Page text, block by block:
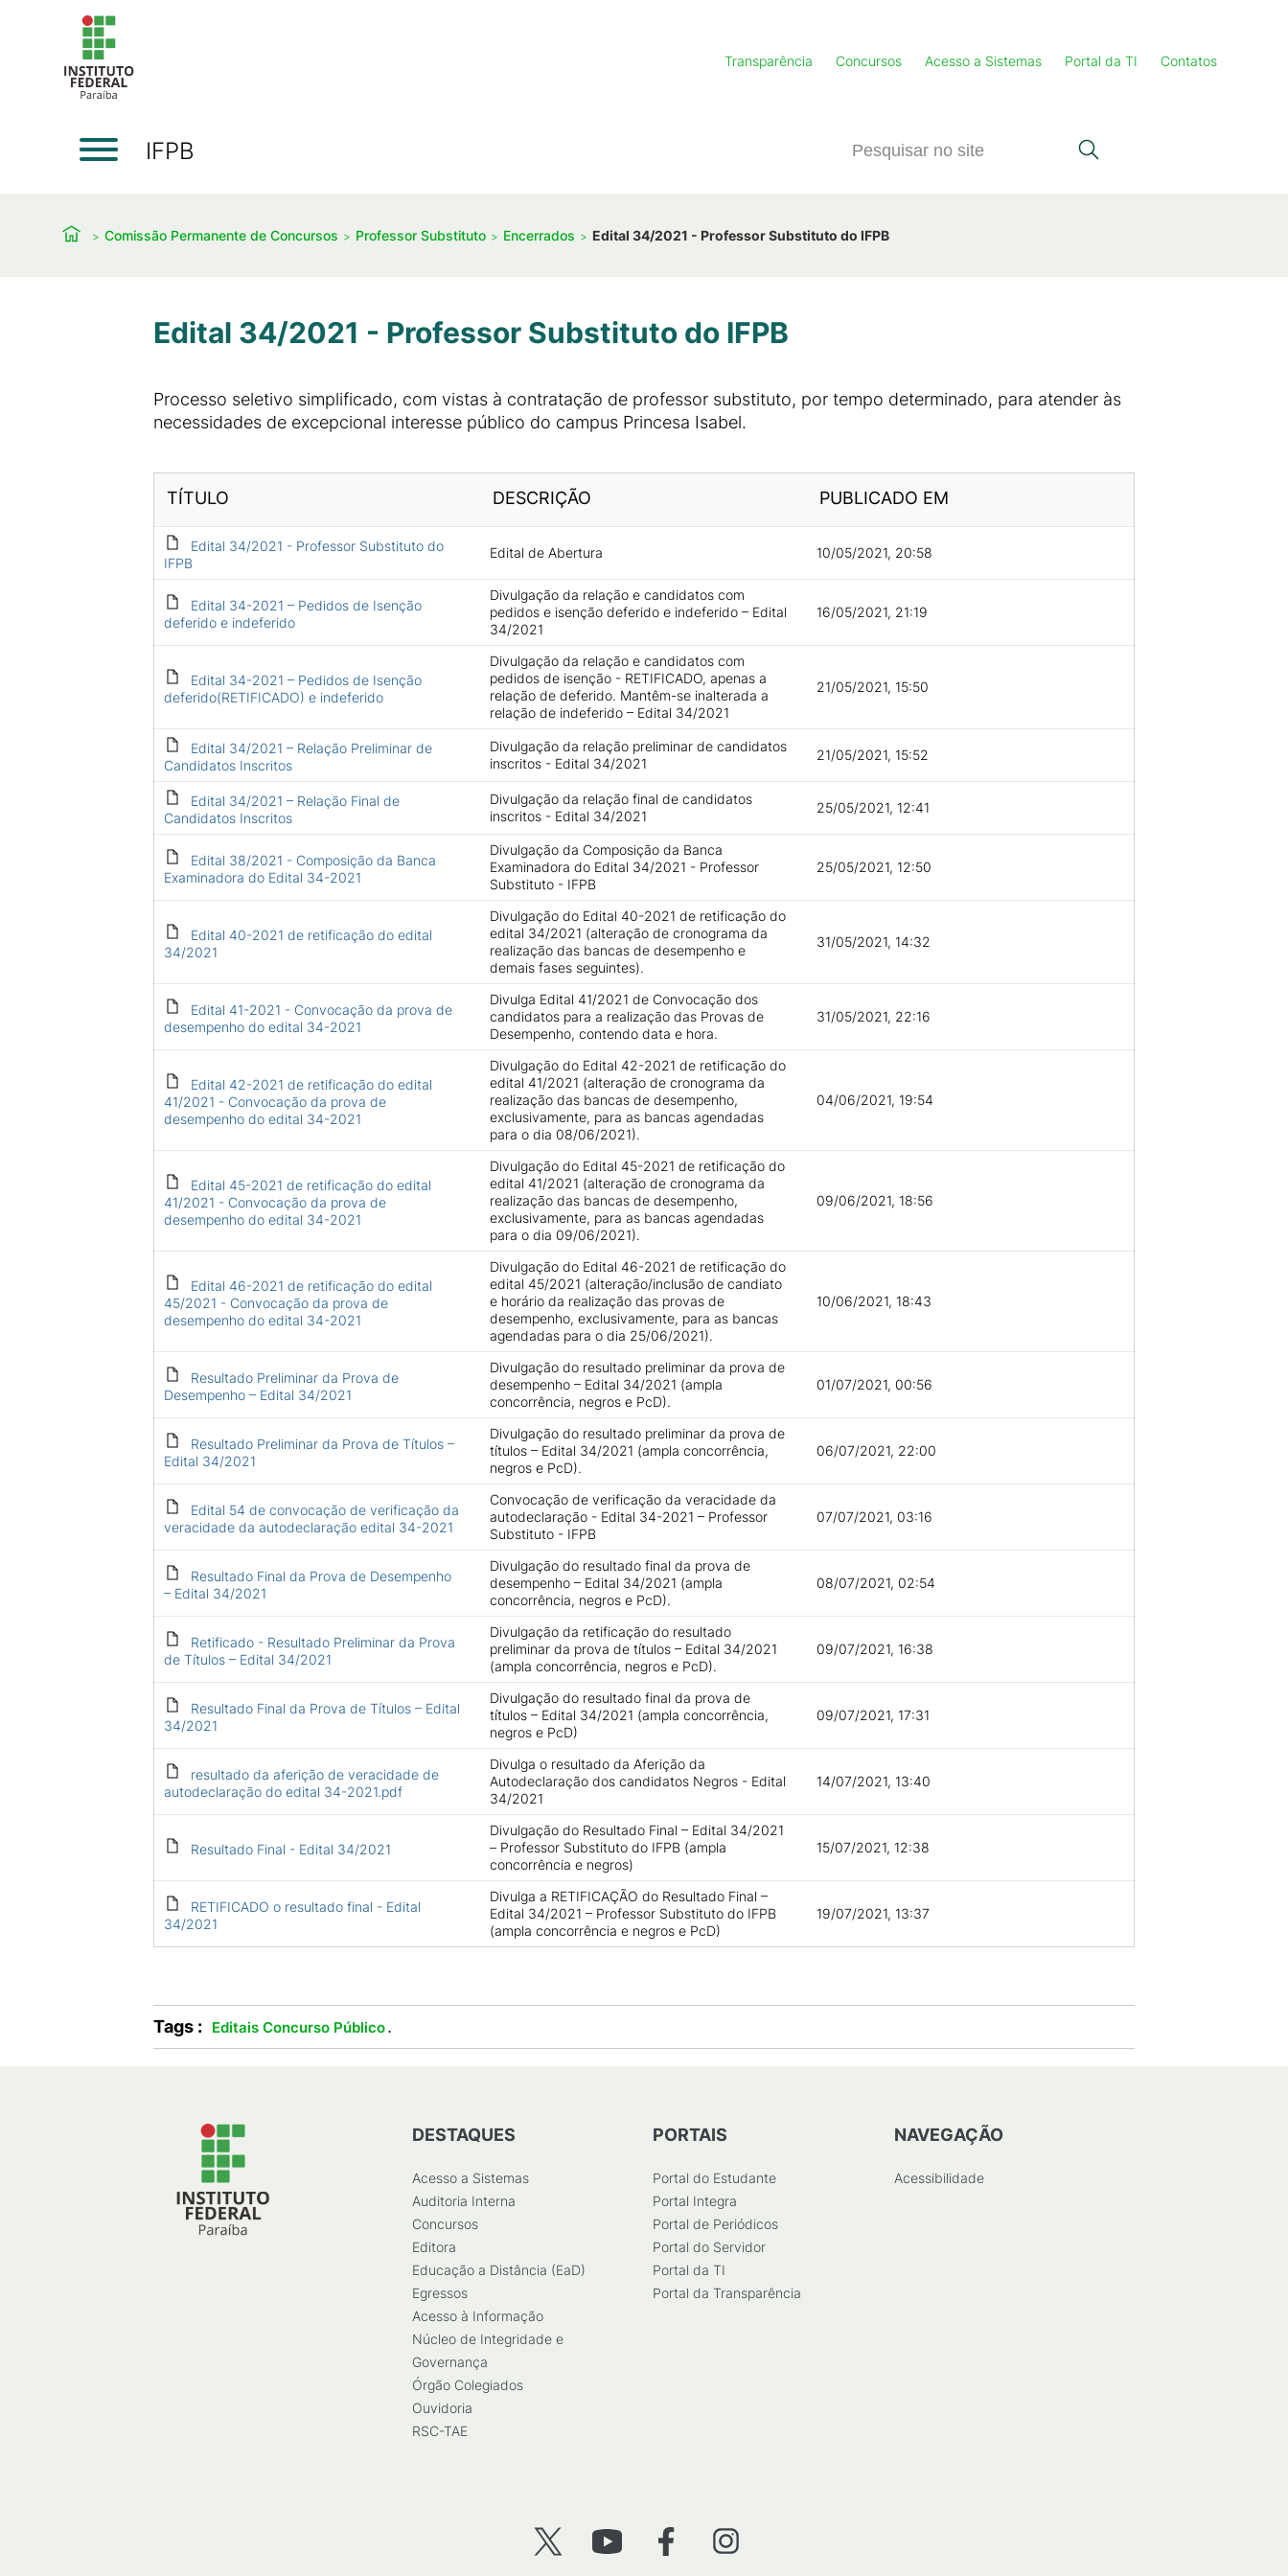
Transparência Concursos Acesso a Sistemas Portal da TI Contatos
IFPB
Comissão Permanente de Concursos Professor Substituto Encerrados Edital 34/2021 - Professor Substituto do IFPB
Edital 34/2021 - Professor Substituto do IFPB
Processo seletivo simplificado, com vistas à contratação de professor substituto, por tempo determinado, para atender às
necessidades de excepcional interesse público do campus Princesa Isabel.
TÍTULO DESCRIÇÃO PUBLICADO EM
Edital 34/2021 - Professor Substituto do
IFPB
Edital de Abertura 10/05/2021, 20:58
Edital 34-2021 – Pedidos de Isenção
deferido e indeferido
Divulgação da relação e candidatos com
pedidos e isenção deferido e indeferido – Edital
34/2021
16/05/2021, 21:19
Edital 34-2021 – Pedidos de Isenção
deferido(RETIFICADO) e indeferido
Divulgação da relação e candidatos com
pedidos de isenção - RETIFICADO, apenas a
relação de deferido. Mantêm-se inalterada a
relação de indeferido – Edital 34/2021
21/05/2021, 15:50
Edital 34/2021 – Relação Preliminar de
Candidatos Inscritos
Divulgação da relação preliminar de candidatos
inscritos - Edital 34/2021
21/05/2021, 15:52
Edital 34/2021 – Relação Final de
Candidatos Inscritos
Divulgação da relação final de candidatos
inscritos - Edital 34/2021
25/05/2021, 12:41
Edital 38/2021 - Composição da Banca
Examinadora do Edital 34-2021
Divulgação da Composição da Banca
Examinadora do Edital 34/2021 - Professor
Substituto - IFPB
25/05/2021, 12:50
Edital 40-2021 de retificação do edital
34/2021
Divulgação do Edital 40-2021 de retificação do
edital 34/2021 (alteração de cronograma da
realização das bancas de desempenho e
demais fases seguintes).
31/05/2021, 14:32
Edital 41-2021 - Convocação da prova de
desempenho do edital 34-2021
Divulga Edital 41/2021 de Convocação dos
candidatos para a realização das Provas de
Desempenho, contendo data e hora.
31/05/2021, 22:16
Edital 42-2021 de retificação do edital
41/2021 - Convocação da prova de
desempenho do edital 34-2021
Divulgação do Edital 42-2021 de retificação do
edital 41/2021 (alteração de cronograma da
realização das bancas de desempenho,
exclusivamente, para as bancas agendadas
para o dia 08/06/2021).
04/06/2021, 19:54
Edital 45-2021 de retificação do edital
41/2021 - Convocação da prova de
desempenho do edital 34-2021
Divulgação do Edital 45-2021 de retificação do
edital 41/2021 (alteração de cronograma da
realização das bancas de desempenho,
exclusivamente, para as bancas agendadas
para o dia 09/06/2021).
09/06/2021, 18:56
Edital 46-2021 de retificação do edital
45/2021 - Convocação da prova de
desempenho do edital 34-2021
Divulgação do Edital 46-2021 de retificação do
edital 45/2021 (alteração/inclusão de candiato
e horário da realização das provas de
desempenho, exclusivamente, para as bancas
agendadas para o dia 25/06/2021).
10/06/2021, 18:43
Resultado Preliminar da Prova de
Desempenho – Edital 34/2021
Divulgação do resultado preliminar da prova de
desempenho – Edital 34/2021 (ampla
concorrência, negros e PcD).
01/07/2021, 00:56
Resultado Preliminar da Prova de Títulos –
Edital 34/2021
Divulgação do resultado preliminar da prova de
títulos – Edital 34/2021 (ampla concorrência,
negros e PcD).
06/07/2021, 22:00
Edital 54 de convocação de verificação da
veracidade da autodeclaração edital 34-2021
Convocação de verificação da veracidade da
autodeclaração - Edital 34-2021 – Professor
Substituto - IFPB
07/07/2021, 03:16
Resultado Final da Prova de Desempenho
– Edital 34/2021
Divulgação do resultado final da prova de
desempenho – Edital 34/2021 (ampla
concorrência, negros e PcD).
08/07/2021, 02:54
Retificado - Resultado Preliminar da Prova
de Títulos – Edital 34/2021
Divulgação da retificação do resultado
preliminar da prova de títulos – Edital 34/2021
(ampla concorrência, negros e PcD).
09/07/2021, 16:38
Resultado Final da Prova de Títulos – Edital
34/2021
Divulgação do resultado final da prova de
títulos – Edital 34/2021 (ampla concorrência,
negros e PcD)
09/07/2021, 17:31
resultado da aferição de veracidade de
autodeclaração do edital 34-2021.pdf
Divulga o resultado da Aferição da
Autodeclaração dos candidatos Negros - Edital
34/2021
14/07/2021, 13:40
Resultado Final - Edital 34/2021
Divulgação do Resultado Final – Edital 34/2021
– Professor Substituto do IFPB (ampla
concorrência e negros)
15/07/2021, 12:38
RETIFICADO o resultado final - Edital
34/2021
Divulga a RETIFICAÇÃO do Resultado Final –
Edital 34/2021 – Professor Substituto do IFPB
(ampla concorrência e negros e PcD)
19/07/2021, 13:37
Tags : Editais Concurso Público.
DESTAQUES
Acesso a Sistemas
Auditoria Interna
Concursos
Editora
Educação a Distância (EaD)
Egressos
Acesso à Informação
Núcleo de Integridade e
Governança
Órgão Colegiados
Ouvidoria
RSC-TAE
PORTAIS
Portal do Estudante
Portal Integra
Portal de Periódicos
Portal do Servidor
Portal da TI
Portal da Transparência
NAVEGAÇÃO
Acessibilidade